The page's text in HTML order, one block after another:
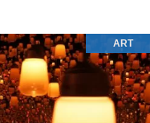
ART